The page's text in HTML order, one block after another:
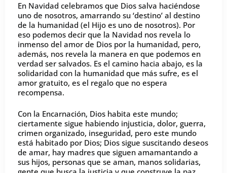
En Navidad celebramos que Dios salva haciéndose
uno de nosotros, amarrando su ‘destino’ al destino
de la humanidad (el Hijo es uno de nosotros). Por
eso podemos decir que la Navidad nos revela lo
inmenso del amor de Dios por la humanidad, pero,
además, nos revela la manera en que podemos en
verdad ser salvados. Es el camino hacia abajo, es la
solidaridad con la humanidad que más sufre, es el
amor gratuito, es el regalo que no espera
recompensa.
Con la Encarnación, Dios habita este mundo;
ciertamente sigue habiendo injusticia, dolor, guerra,
crimen organizado, inseguridad, pero este mundo
está habitado por Dios; Dios sigue suscitando deseos
de amar, hay madres que siguen amamantando a
sus hijos, personas que se aman, manos solidarias,